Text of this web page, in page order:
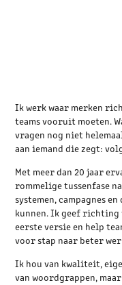
Ik werk waar merken
teams vooruit moeten.
vragen nog niet
aan iemand die zegt:
Met meer dan 20 jaar
rommelige tussenfase
systemen, campagnes
kunnen. Ik geef richting
eerste versie en help
voor stap naar beter
Ik hou van kwaliteit,
van woordgrappen,